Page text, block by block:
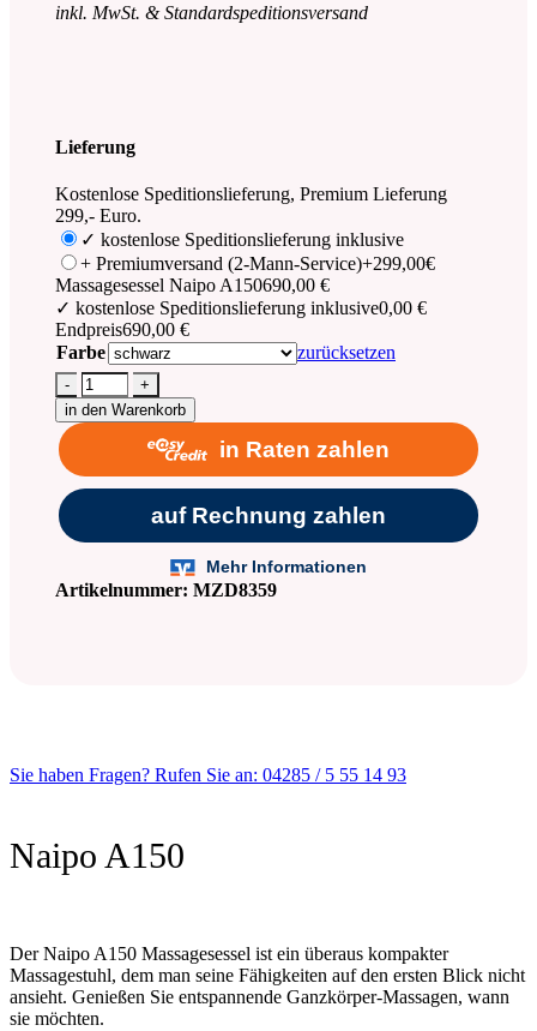
inkl. MwSt. & Standardspeditionsversand
Lieferung
Kostenlose Speditionslieferung, Premium Lieferung
299,- Euro.
✓ kostenlose Speditionslieferung inklusive
+ Premiumversand (2-Mann-Service)+299,00€
Massagesessel Naipo A150690,00 €
✓ kostenlose Speditionslieferung inklusive0,00 €
Endpreis690,00 €
Farbe
zurücksetzen
-
+
in den Warenkorb
Artikelnummer: MZD8359
Sie haben Fragen? Rufen Sie an: 04285 / 5 55 14 93
Naipo A150
Der Naipo A150 Massagesessel ist ein überaus kompakter
Massagestuhl, dem man seine Fähigkeiten auf den ersten Blick nicht
ansieht. Genießen Sie entspannende Ganzkörper-Massagen, wann
sie möchten.